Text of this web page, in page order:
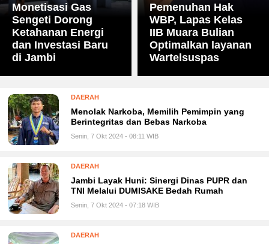
Monetisasi Gas
Sengeti Dorong
Ketahanan Energi
dan Investasi Baru
di Jambi
Pemenuhan Hak
WBP, Lapas Kelas
IIB Muara Bulian
Optimalkan layanan
Wartelsuspas
DAERAH
Menolak Narkoba, Memilih Pemimpin yang
Berintegritas dan Bebas Narkoba
Senin, 7 Okt 2024 - 08:11 WIB
DAERAH
Jambi Layak Huni: Sinergi Dinas PUPR dan
TNI Melalui DUMISAKE Bedah Rumah
Senin, 7 Okt 2024 - 07:18 WIB
DAERAH